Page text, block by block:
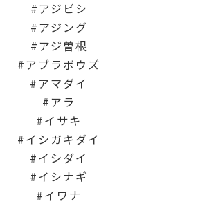
アジビシ
アジング
アジ曽根
アブラボウズ
アマダイ
アラ
イサキ
イシガキダイ
イシダイ
イシナギ
イワナ